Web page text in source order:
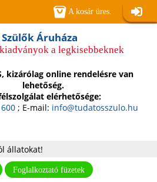
to navigation
Áruháza
a legkisebbeknek
kizárólag online rendelésre van
lehetőség.
elérhetősége:
; E-mail: info@tudatosszulo.hu
állatokat!
Foglalkoztató füzetek
A kosár üres.